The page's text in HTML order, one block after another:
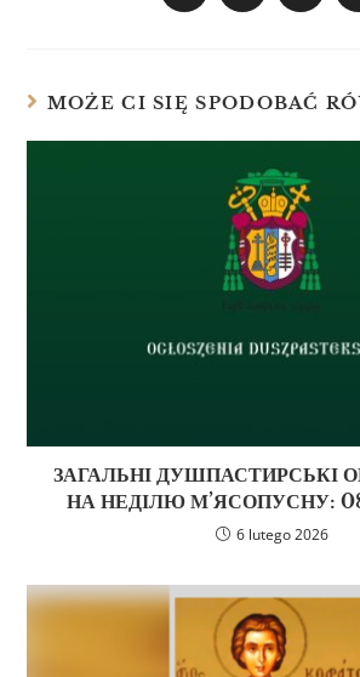
MOŻE CI SIĘ SPODOBAĆ
ЗАГАЛЬНІ ДУШПАСТИРСЬКІ
НА НЕДІЛЮ М’ЯСОПУСНУ:
6 lutego 2026